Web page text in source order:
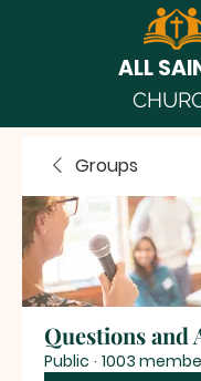
ALL
Groups
Questions and
Public · 1003